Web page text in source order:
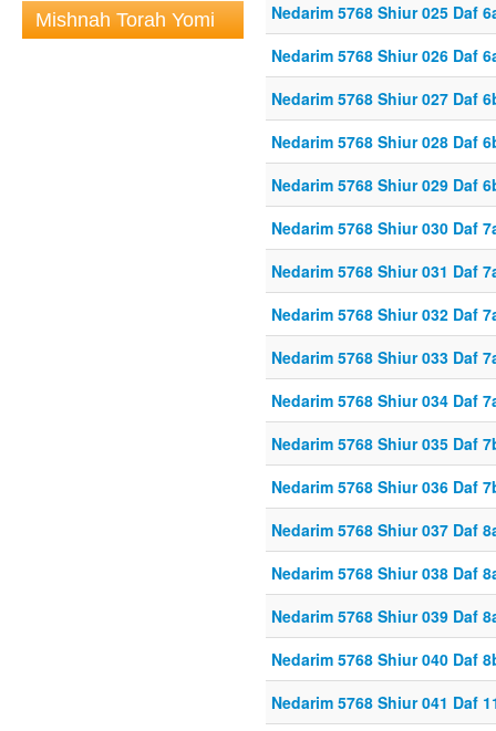
Mishnah Torah Yomi
Nedarim 5768 Shiur 025 Daf
Nedarim 5768 Shiur 026 Daf
Nedarim 5768 Shiur 027 Daf
Nedarim 5768 Shiur 028 Daf
Nedarim 5768 Shiur 029 Daf
Nedarim 5768 Shiur 030 Daf
Nedarim 5768 Shiur 031 Daf
Nedarim 5768 Shiur 032 Daf
Nedarim 5768 Shiur 033 Daf
Nedarim 5768 Shiur 034 Daf
Nedarim 5768 Shiur 035 Daf
Nedarim 5768 Shiur 036 Daf
Nedarim 5768 Shiur 037 Daf
Nedarim 5768 Shiur 038 Daf
Nedarim 5768 Shiur 039 Daf
Nedarim 5768 Shiur 040 Daf
Nedarim 5768 Shiur 041 Daf